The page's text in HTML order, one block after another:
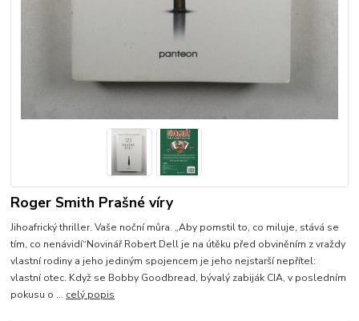
Roger Smith Prašné víry
Jihoafrický thriller. Vaše noční můra. „Aby pomstil to, co miluje, stává se
tím, co nenávidí“Novinář Robert Dell je na útěku před obviněním z vraždy
vlastní rodiny a jeho jediným spojencem je jeho nejstarší nepřítel:
vlastní otec. Když se Bobby Goodbread, bývalý zabiják CIA, v posledním
pokusu o ... celý popis